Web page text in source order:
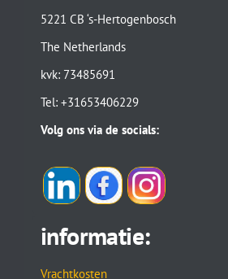
5221 CB ‘s-Hertogenbosch
The Netherlands
kvk: 73485691
Tel: +31653406229
Volg ons via de socials:
informatie:
Vrachtkosten